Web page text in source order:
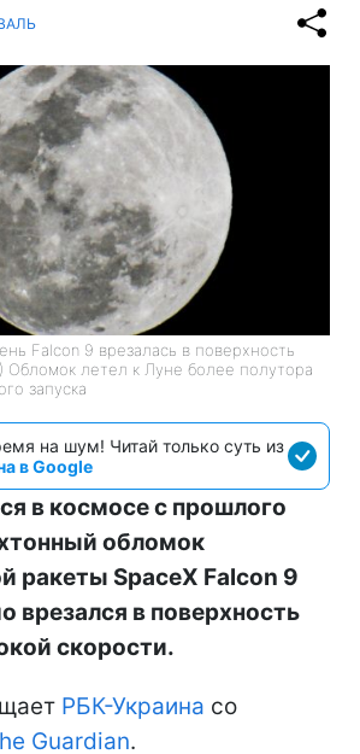
Falcon 9 врезалась в поверхность
Обломок летел к Луне более полутора
запуска
на шум! Читай только суть из
в Google
в космосе с прошлого
обломок
ракеты SpaceX Falcon 9
врезался в поверхность
скорости.
РБК-Украина со
Guardian.